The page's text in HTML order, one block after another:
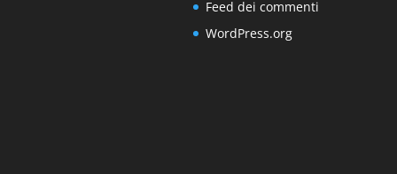
Feed dei commenti
WordPress.org